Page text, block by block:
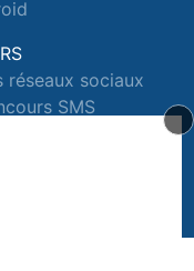
réseaux sociaux
SMS